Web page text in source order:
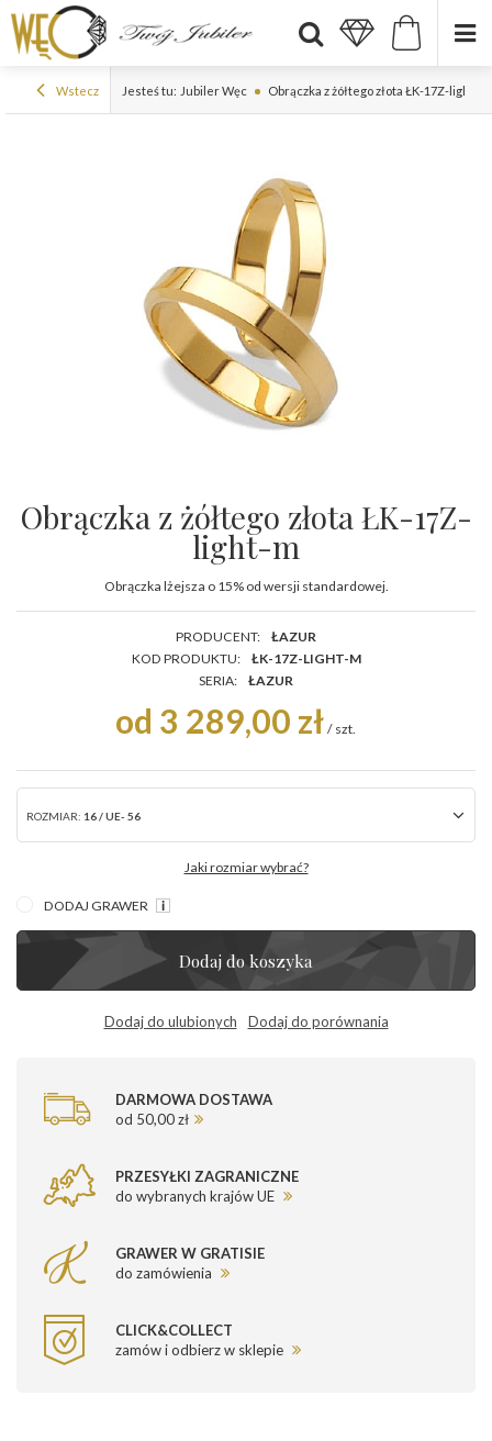
Wstecz Jesteś tu: Jubiler Węc Obrączka z żółtego złota ŁK-17Z-light-m
Obrączka z żółtego złota ŁK-17Z-
light-m
Obrączka lżejsza o 15% od wersji standardowej.
PRODUCENT:
ŁAZUR
KOD PRODUKTU:
ŁK-17Z-LIGHT-M
SERIA:
ŁAZUR
od 3 289,00 zł / szt.
ROZMIAR: 16 / UE- 56
Jaki rozmiar wybrać?
DODAJ GRAWER
Dodaj do koszyka
Dodaj do ulubionych Dodaj do porównania
DARMOWA DOSTAWA
od 50,00 zł
PRZESYŁKI ZAGRANICZNE
do wybranych krajów UE
GRAWER W GRATISIE
do zamówienia
CLICK&COLLECT
zamów i odbierz w sklepie